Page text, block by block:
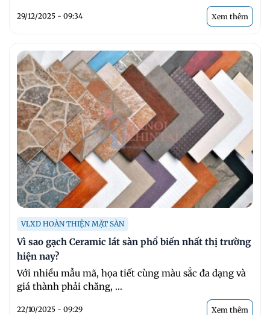
29/12/2025 - 09:34 Xem thêm
VLXD HOÀN THIỆN MẶT SÀN
Vì sao gạch Ceramic lát sàn phổ biến nhất thị trường
hiện nay?
Với nhiều mẫu mã, họa tiết cùng màu sắc đa dạng và
giá thành phải chăng, ...
22/10/2025 - 09:29 Xem thêm